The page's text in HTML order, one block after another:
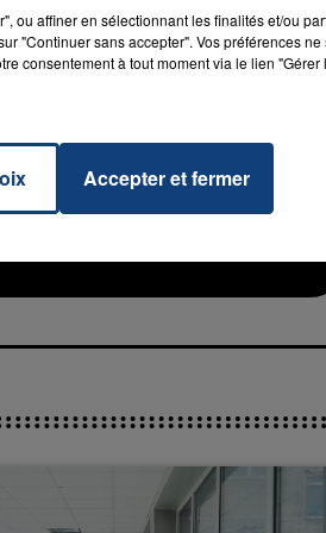
devenu CAFFES), la jeune femme, qui
, selon son avocat, mais reste "très fragile".
ou affiner en sélectionnant les finalités et/ou
"Continuer sans accepter". Vos préférences
consentement à tout moment via le lien
Accepter et fermer